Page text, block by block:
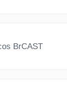
BrCAST